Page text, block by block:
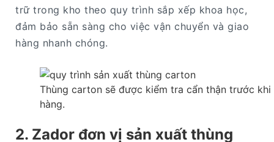
trữ trong kho theo quy trình sắp xếp khoa học,
đảm bảo sẵn sàng cho việc vận chuyển và giao
hàng nhanh chóng.
Thùng carton sẽ được kiểm tra cẩn thận trước
hàng.
2. Zador đơn vị sản xuất thùng